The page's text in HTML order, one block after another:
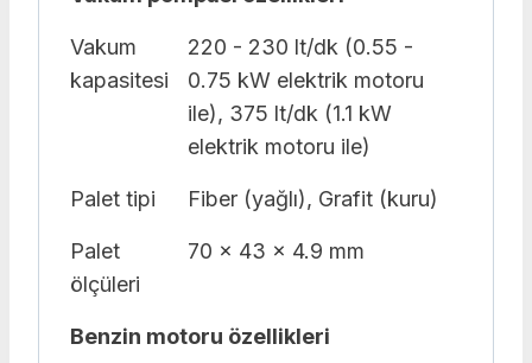
Vakum
kapasitesi
220 - 230 lt/dk (0.55 -
0.75 kW elektrik motoru
ile), 375 lt/dk (1.1 kW
elektrik motoru ile)
Palet tipi Fiber (yağlı), Grafit (kuru)
Palet
ölçüleri
70 x 43 x 4.9 mm
Benzin motoru özellikleri